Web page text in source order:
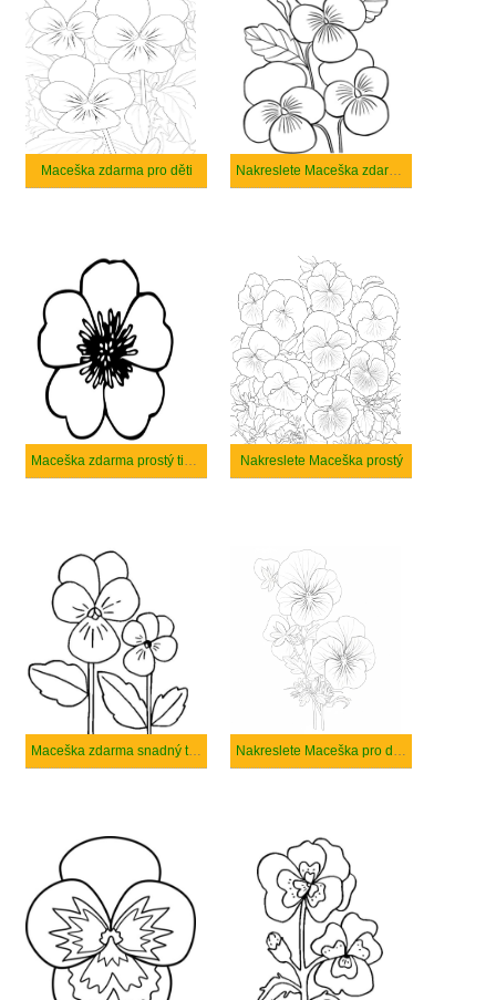
Maceška zdarma pro děti Nakreslete Maceška zdarma prostý tisknutelné
Maceška zdarma prostý tisknutelné Nakreslete Maceška prostý
Maceška zdarma snadný tisknutelné Nakreslete Maceška pro děti